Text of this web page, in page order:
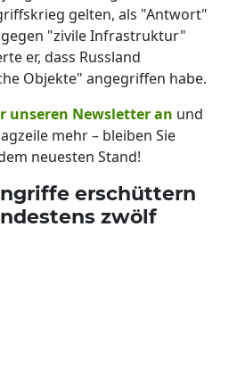
gelten, als "Antwort"
"zivile Infrastruktur"
er, dass Russland
Objekte" angegriffen habe.
unseren Newsletter an und
mehr – bleiben Sie
neuesten Stand!
erschüttern
zwölf